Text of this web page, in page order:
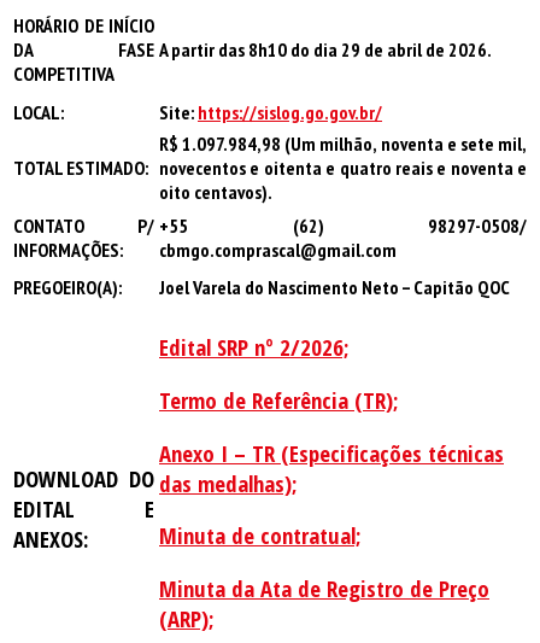
HORÁRIO DE INÍCIO
DA FASE
COMPETITIVA
A partir das 8h10 do dia 29 de abril de 2026.
LOCAL: Site: https://sislog.go.gov.br/
TOTAL ESTIMADO:
R$ 1.097.984,98 (Um milhão, noventa e sete mil,
novecentos e oitenta e quatro reais e noventa e
oito centavos).
CONTATO P/
INFORMAÇÕES:
+55 (62) 98297-0508/
cbmgo.comprascal@gmail.com
PREGOEIRO(A):
Joel Varela do Nascimento Neto – Capitão QOC
DOWNLOAD DO
EDITAL E
ANEXOS:
Edital SRP nº 2/2026;
Termo de Referência (TR);
Anexo I – TR (Especificações técnicas
das medalhas);
Minuta de contratual;
Minuta da Ata de Registro de Preço
(ARP);